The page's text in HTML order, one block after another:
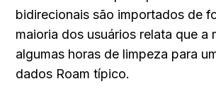
bidirecionais são importados de
maioria dos usuários relata que a
algumas horas de limpeza para
dados Roam típico.